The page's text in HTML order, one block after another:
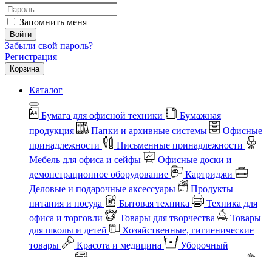
Запомнить меня
Войти
Забыли свой пароль?
Регистрация
Корзина
Каталог
Бумага для офисной техники
Бумажная
продукция
Папки и архивные системы
Офисные
принадлежности
Письменные принадлежности
Мебель для офиса и сейфы
Офисные доски и
демонстрационное оборудование
Картриджи
Деловые и подарочные аксессуары
Продукты
питания и посуда
Бытовая техника
Техника для
офиса и торговли
Товары для творчества
Товары
для школы и детей
Хозяйственные, гигиенические
товары
Красота и медицина
Уборочный